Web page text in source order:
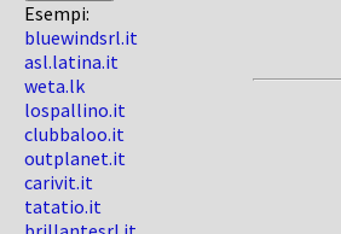
Esempi:
bluewindsrl.it
asl.latina.it
weta.lk
lospallino.it
clubbaloo.it
outplanet.it
carivit.it
tatatio.it